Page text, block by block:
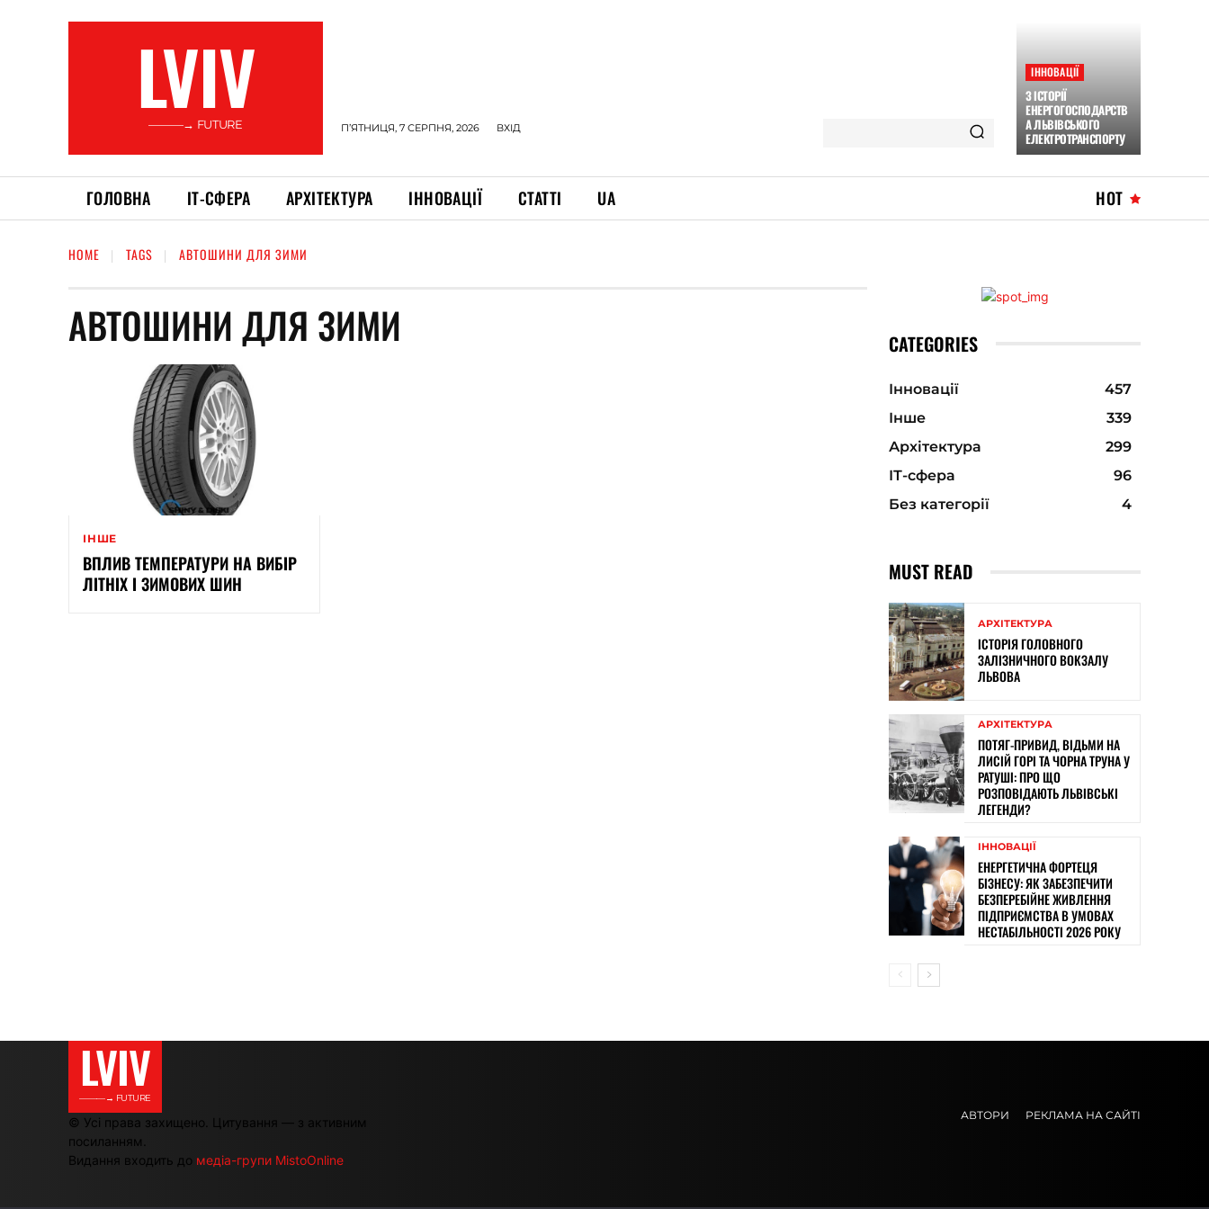
LVIV
———→ FUTURE П’ЯТНИЦЯ, 7 СЕРПНЯ, 2026 ВХІД
ІННОВАЦІЇ
З ІСТОРІЇ
ЕНЕРГОГОСПОДАРСТВ
А ЛЬВІВСЬКОГО
ЕЛЕКТРОТРАНСПОРТУ
ГОЛОВНА ІТ-СФЕРА АРХІТЕКТУРА ІННОВАЦІЇ СТАТТІ UA HOT
HOME TAGS АВТОШИНИ ДЛЯ ЗИМИ
АВТОШИНИ ДЛЯ ЗИМИ
ІНШЕ
ВПЛИВ ТЕМПЕРАТУРИ НА ВИБІР
ЛІТНІХ І ЗИМОВИХ ШИН
CATEGORIES
Інновації
457
Інше
339
Архітектура
299
ІТ-сфера
96
Без категорії
4
MUST READ
АРХІТЕКТУРА
ІСТОРІЯ ГОЛОВНОГО
ЗАЛІЗНИЧНОГО ВОКЗАЛУ
ЛЬВОВА
АРХІТЕКТУРА
ПОТЯГ-ПРИВИД, ВІДЬМИ НА
ЛИСІЙ ГОРІ ТА ЧОРНА ТРУНА У
РАТУШІ: ПРО ЩО
РОЗПОВІДАЮТЬ ЛЬВІВСЬКІ
ЛЕГЕНДИ?
ІННОВАЦІЇ
ЕНЕРГЕТИЧНА ФОРТЕЦЯ
БІЗНЕСУ: ЯК ЗАБЕЗПЕЧИТИ
БЕЗПЕРЕБІЙНЕ ЖИВЛЕННЯ
ПІДПРИЄМСТВА В УМОВАХ
НЕСТАБІЛЬНОСТІ 2026 РОКУ
LVIV
———→ FUTURE
© Усі права захищено. Цитування — з активним
посиланням.
Видання входить до медіа-групи MistoOnline
АВТОРИ РЕКЛАМА НА САЙТІ